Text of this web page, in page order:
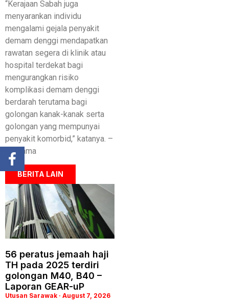
“Kerajaan Sabah juga
menyarankan individu
mengalami gejala penyakit
demam denggi mendapatkan
rawatan segera di klinik atau
hospital terdekat bagi
mengurangkan risiko
komplikasi demam denggi
berdarah terutama bagi
golongan kanak-kanak serta
golongan yang mempunyai
penyakit komorbid,” katanya. –
Bernama
BERITA LAIN
56 peratus jemaah haji
TH pada 2025 terdiri
golongan M40, B40 –
Laporan GEAR-uP
Utusan Sarawak August 7, 2026